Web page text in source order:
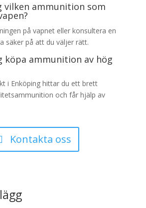
vilken ammunition som
på vapnet eller konsultera en
säker på att du väljer rätt.
köpa ammunition av hög
i Enköping hittar du ett brett
och får hjälp av
Kontakta oss